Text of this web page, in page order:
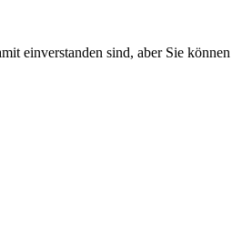
einverstanden sind, aber Sie